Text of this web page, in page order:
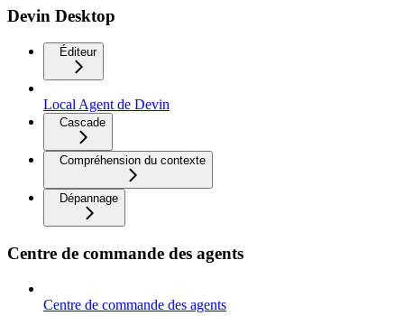
Devin Desktop
Éditeur
Local Agent de Devin
Cascade
Compréhension du contexte
Dépannage
Centre de commande des agents
Centre de commande des agents